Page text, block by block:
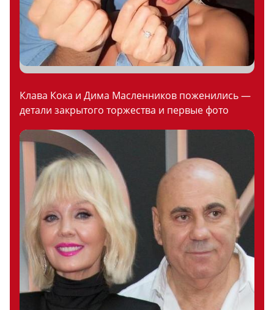
Клава Кока и Дима Масленников поженились —
детали закрытого торжества и первые фото